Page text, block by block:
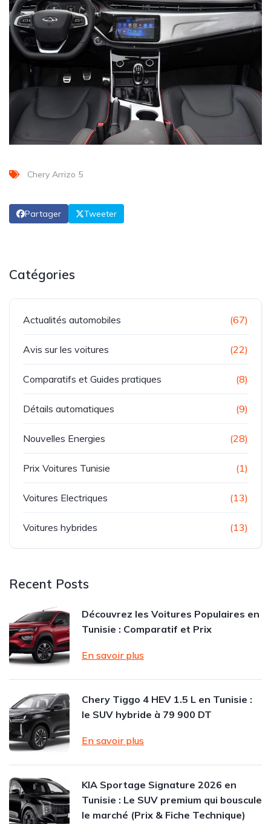
Chery Arrizo 5
Partager Tweeter
Catégories
Actualités automobiles (67)
Avis sur les voitures (22)
Comparatifs et Guides pratiques (8)
Détails automatiques (9)
Nouvelles Energies (28)
Prix Voitures Tunisie (1)
Voitures Electriques (13)
Voitures hybrides (13)
Recent Posts
Découvrez les Voitures Populaires en
Tunisie : Comparatif et Prix
En savoir plus
Chery Tiggo 4 HEV 1.5 L en Tunisie :
le SUV hybride à 79 900 DT
En savoir plus
KIA Sportage Signature 2026 en
Tunisie : Le SUV premium qui bouscule
le marché (Prix & Fiche Technique)